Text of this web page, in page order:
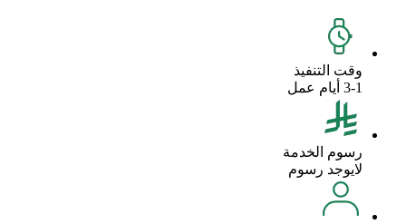
وقت التنفيذ
3-1 أيام عمل
رسوم الخدمة
لايوجد رسوم